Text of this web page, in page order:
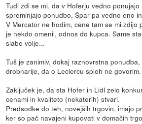
Tudi zdi se mi, da v Hoferju vedno
spreminjajo ponudbo, Špar pa vedno eno
V Mercator ne hodim, cene tam se mi zdijo
je nekdo omenil, odnos do kupca. Same
slabe volje...
Tuš je zanimiv, dokaj raznovrstna
drobnarije, da o Leclercu sploh ne govorim.
Zaključek je, da sta Hofer in Lidl zelo
cenami in kvaliteto (nekaterih) stvari.
Predsodke do teh, novejših trgovin, imajo
ker so pač navajeni kupovati v domačih